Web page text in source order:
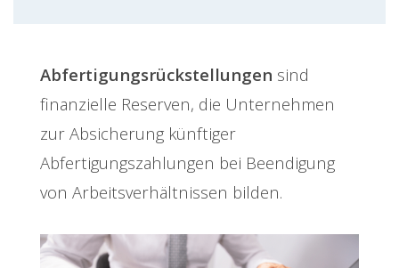
Abfertigungsrückstellungen sind
finanzielle Reserven, die Unternehmen
zur Absicherung künftiger
Abfertigungszahlungen bei Beendigung
von Arbeitsverhältnissen bilden.